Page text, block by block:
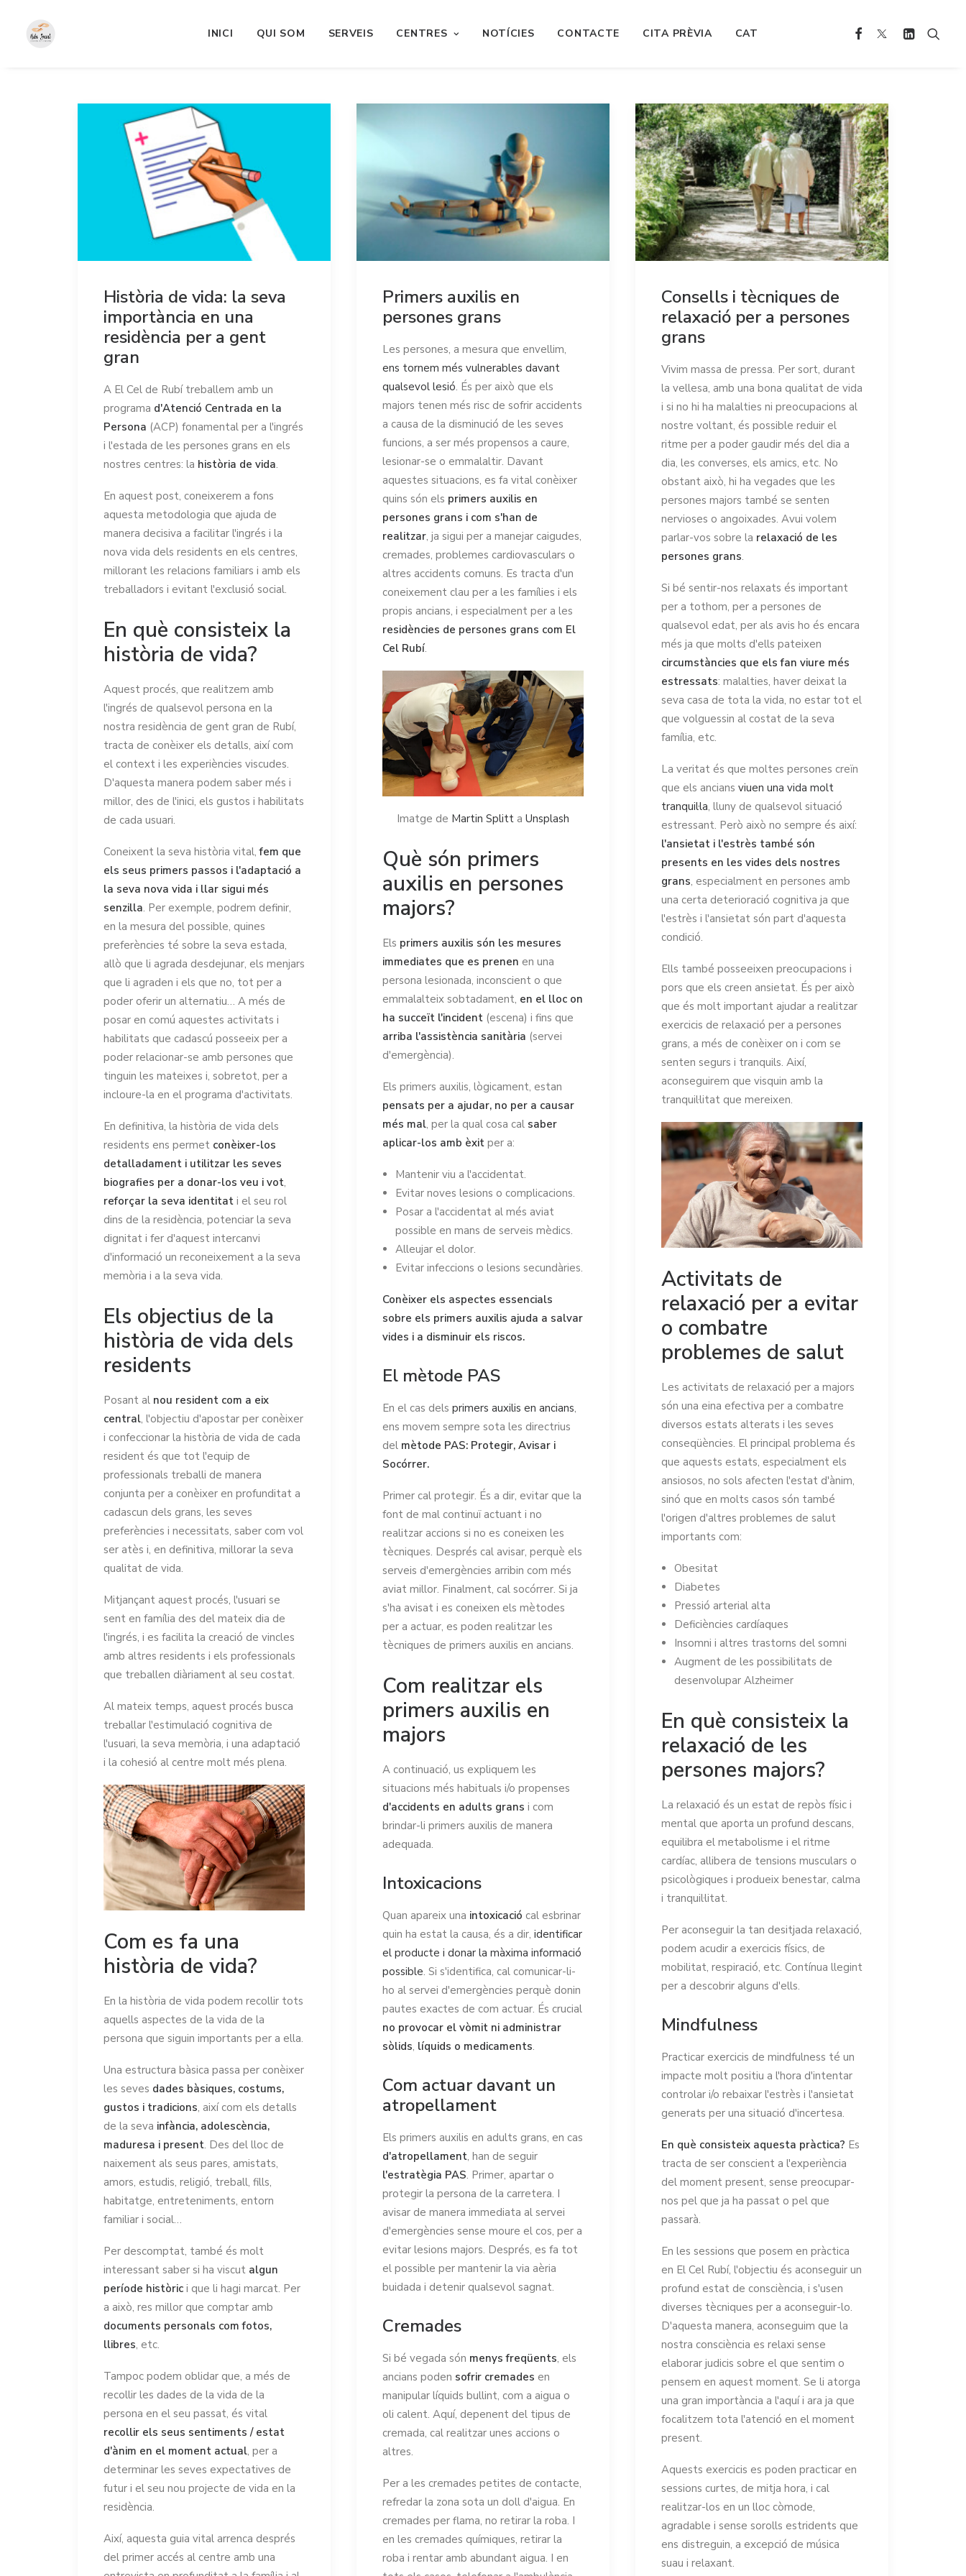
INICI QUI SOM SERVEIS CENTRES NOTÍCIES CONTACTE CITA PRÈVIA CAT
Història de vida: la seva
importància en una
residència per a gent
gran
A El Cel de Rubí treballem amb un
programa d'Atenció Centrada en la
Persona (ACP) fonamental per a l'ingrés
i l'estada de les persones grans en els
nostres centres: la història de vida.
En aquest post, coneixerem a fons
aquesta metodologia que ajuda de
manera decisiva a facilitar l'ingrés i la
nova vida dels residents en els centres,
millorant les relacions familiars i amb els
treballadors i evitant l'exclusió social.
En què consisteix la
història de vida?
Aquest procés, que realitzem amb
l'ingrés de qualsevol persona en la
nostra residència de gent gran de Rubí,
tracta de conèixer els detalls, així com
el context i les experiències viscudes.
D'aquesta manera podem saber més i
millor, des de l'inici, els gustos i habilitats
de cada usuari.
Coneixent la seva història vital,fem que
els seus primers passos i l'adaptació a
la seva nova vida i llar sigui més
senzilla. Per exemple, podrem definir,
en la mesura del possible, quines
preferències té sobre la seva estada,
allò que li agrada desdejunar, els menjars
que li agraden i els que no, tot per a
poder oferir un alternatiu… A més de
posar en comú aquestes activitats i
habilitats que cadascú posseeix per a
poder relacionar-se amb persones que
tinguin les mateixes i, sobretot, per a
incloure-la en el programa d'activitats.
En definitiva, la història de vida dels
residents ens permet conèixer-los
detalladament i utilitzar les seves
biografies per a donar-los veu i vot,
reforçar la seva identitat i el seu rol
dins de la residència, potenciar la seva
dignitat i fer d'aquest intercanvi
d'informació un reconeixement a la seva
memòria i a la seva vida.
Els objectius de la
història de vida dels
residents
Posant al nou resident com a eix
central, l'objectiu d'apostar per conèixer
i confeccionar la història de vida de cada
resident és que tot l'equip de
professionals treballi de manera
conjunta per a conèixer en profunditat a
cadascun dels grans, les seves
preferències i necessitats, saber com vol
ser atès i, en definitiva, millorar la seva
qualitat de vida.
Mitjançant aquest procés, l'usuari se
sent en família des del mateix dia de
l'ingrés, i es facilita la creació de vincles
amb altres residents i els professionals
que treballen diàriament al seu costat.
Al mateix temps, aquest procés busca
treballar l'estimulació cognitiva de
l'usuari, la seva memòria, i una adaptació
i la cohesió al centre molt més plena.
Com es fa una
història de vida?
En la història de vida podem recollir tots
aquells aspectes de la vida de la
persona que siguin importants per a ella.
Una estructura bàsica passa per conèixer
les seves dades bàsiques, costums,
gustos i tradicions, així com els detalls
de la seva infància, adolescència,
maduresa i present. Des del lloc de
naixement als seus pares, amistats,
amors, estudis, religió, treball, fills,
habitatge, entreteniments, entorn
familiar i social…
Per descomptat, també és molt
interessant saber si ha viscut algun
període històric i que li hagi marcat. Per
a això, res millor que comptar amb
documents personals com fotos,
llibres, etc.
Tampoc podem oblidar que, a més de
recollir les dades de la vida de la
persona en el seu passat, és vital
recollir els seus sentiments / estat
d'ànim en el moment actual, per a
determinar les seves expectatives de
futur i el seu nou projecte de vida en la
residència.
Així, aquesta guia vital arrenca després
del primer accés al centre amb una
Primers auxilis en
persones grans
Les persones, a mesura que envellim,
ens tornem més vulnerables davant
qualsevol lesió. És per això que els
majors tenen més risc de sofrir accidents
a causa de la disminució de les seves
funcions, a ser més propensos a caure,
lesionar-se o emmalaltir. Davant
aquestes situacions, es fa vital conèixer
quins són els primers auxilis en
persones grans i com s'han de
realitzar, ja sigui per a manejar caigudes,
cremades, problemes cardiovasculars o
altres accidents comuns. Es tracta d'un
coneixement clau per a les famílies i els
propis ancians, i especialment per a les
residències de persones grans com El
Cel Rubí.
Imatge de Martin Splitt a Unsplash
Què són primers
auxilis en persones
majors?
Els primers auxilis són les mesures
immediates que es prenen en una
persona lesionada, inconscient o que
emmalalteix sobtadament, en el lloc on
ha succeït l'incident (escena) i fins que
arriba l'assistència sanitària (servei
d'emergència).
Els primers auxilis, lògicament, estan
pensats per a ajudar, no per a causar
més mal, per la qual cosa cal saber
aplicar-los amb èxit per a:
Mantenir viu a l'accidentat.
Evitar noves lesions o complicacions.
Posar a l'accidentat al més aviat
possible en mans de serveis mèdics.
Alleujar el dolor.
Evitar infeccions o lesions secundàries.
Conèixer els aspectes essencials
sobre els primers auxilis ajuda a salvar
vides i a disminuir els riscos.
El mètode PAS
En el cas dels primers auxilis en ancians,
ens movem sempre sota les directrius
del mètode PAS: Protegir, Avisar i
Socórrer.
Primer cal protegir. És a dir, evitar que la
font de mal continuï actuant i no
realitzar accions si no es coneixen les
tècniques. Després cal avisar, perquè els
serveis d'emergències arribin com més
aviat millor. Finalment, cal socórrer. Si ja
s'ha avisat i es coneixen els mètodes
per a actuar, es poden realitzar les
tècniques de primers auxilis en ancians.
Com realitzar els
primers auxilis en
majors
A continuació, us expliquem les
situacions més habituals i/o propenses
d'accidents en adults grans i com
brindar-li primers auxilis de manera
adequada.
Intoxicacions
Quan apareix una intoxicació cal esbrinar
quin ha estat la causa, és a dir, identificar
el producte i donar la màxima informació
possible. Si s'identifica, cal comunicar-li-
ho al servei d'emergències perquè donin
pautes exactes de com actuar. És crucial
no provocar el vòmit ni administrar
sòlids, líquids o medicaments.
Com actuar davant un
atropellament
Els primers auxilis en adults grans, en cas
d'atropellament, han de seguir
l'estratègia PAS. Primer, apartar o
protegir la persona de la carretera. I
avisar de manera immediata al servei
d'emergències sense moure el cos, per a
evitar lesions majors. Després, es fa tot
el possible per mantenir la via aèria
buidada i detenir qualsevol sagnat.
Cremades
Si bé vegada són menys freqüents, els
ancians poden sofrir cremades en
manipular líquids bullint, com a aigua o
oli calent. Aquí, depenent del tipus de
cremada, cal realitzar unes accions o
altres.
Per a les cremades petites de contacte,
refredar la zona sota un doll d'aigua. En
cremades per flama, no retirar la roba. I
en les cremades químiques, retirar la
roba i rentar amb abundant aigua. I en
Consells i tècniques de
relaxació per a persones
grans
Vivim massa de pressa. Per sort, durant
la vellesa, amb una bona qualitat de vida
i si no hi ha malalties ni preocupacions al
nostre voltant, és possible reduir el
ritme per a poder gaudir més del dia a
dia, les converses, els amics, etc. No
obstant això, hi ha vegades que les
persones majors també se senten
nervioses o angoixades. Avui volem
parlar-vos sobre la relaxació de les
persones grans.
Si bé sentir-nos relaxats és important
per a tothom, per a persones de
qualsevol edat, per als avis ho és encara
més ja que molts d'ells pateixen
circumstàncies que els fan viure més
estressats: malalties, haver deixat la
seva casa de tota la vida, no estar tot el
que volguessin al costat de la seva
família, etc.
La veritat és que moltes persones creïn
que els ancians viuen una vida molt
tranquil·la, lluny de qualsevol situació
estressant. Però això no sempre és així:
l'ansietat i l'estrès també són
presents en les vides dels nostres
grans, especialment en persones amb
una certa deterioració cognitiva ja que
l'estrès i l'ansietat són part d'aquesta
condició.
Ells també posseeixen preocupacions i
pors que els creen ansietat. És per això
que és molt important ajudar a realitzar
exercicis de relaxació per a persones
grans, a més de conèixer on i com se
senten segurs i tranquils. Així,
aconseguirem que visquin amb la
tranquil·litat que mereixen.
Activitats de
relaxació per a evitar
o combatre
problemes de salut
Les activitats de relaxació per a majors
són una eina efectiva per a combatre
diversos estats alterats i les seves
conseqüències. El principal problema és
que aquests estats, especialment els
ansiosos, no sols afecten l'estat d'ànim,
sinó que en molts casos són també
l'origen d'altres problemes de salut
importants com:
Obesitat
Diabetes
Pressió arterial alta
Deficiències cardíaques
Insomni i altres trastorns del somni
Augment de les possibilitats de
desenvolupar Alzheimer
En què consisteix la
relaxació de les
persones majors?
La relaxació és un estat de repòs físic i
mental que aporta un profund descans,
equilibra el metabolisme i el ritme
cardíac, allibera de tensions musculars o
psicològiques i produeix benestar, calma
i tranquil·litat.
Per aconseguir la tan desitjada relaxació,
podem acudir a exercicis físics, de
mobilitat, respiració, etc. Contínua llegint
per a descobrir alguns d'ells.
Mindfulness
Practicar exercicis de mindfulness té un
impacte molt positiu a l'hora d'intentar
controlar i/o rebaixar l'estrès i l'ansietat
generats per una situació d'incertesa.
En què consisteix aquesta pràctica? Es
tracta de ser conscient a l'experiència
del moment present, sense preocupar-
nos pel que ja ha passat o pel que
passarà.
En les sessions que posem en pràctica
en El Cel Rubí, l'objectiu és aconseguir un
profund estat de consciència, i s'usen
diverses tècniques per a aconseguir-lo.
D'aquesta manera, aconseguim que la
nostra consciència es relaxi sense
elaborar judicis sobre el que sentim o
pensem en aquest moment. Se li atorga
una gran importància a l'aquí i ara ja que
focalitzem tota l'atenció en el moment
present.
Aquests exercicis es poden practicar en
sessions curtes, de mitja hora, i cal
realitzar-los en un lloc còmode,
agradable i sense sorolls estridents que
ens distreguin, a excepció de música
suau i relaxant.